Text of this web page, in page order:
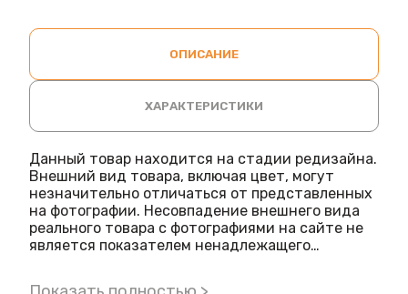
ОПИСАНИЕ
ХАРАКТЕРИСТИКИ
Данный товар находится на стадии редизайна.
Внешний вид товара, включая цвет, могут
незначительно отличаться от представленных
на фотографии. Несовпадение внешнего вида
реального товара с фотографиями на сайте не
является показателем ненадлежащего